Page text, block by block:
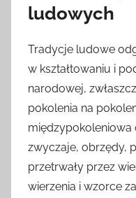
ludowych
Tradycje ludowe
w kształtowaniu i
narodowej,
pokolenia na
międzypokoleniowa
zwyczaje, obrzędy,
przetrwały przez
wierzenia i wzorce